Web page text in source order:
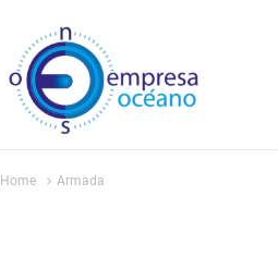
Home Armada